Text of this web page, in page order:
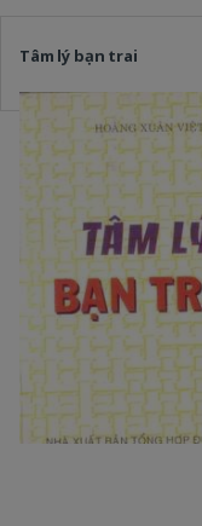
Tâm lý bạn trai